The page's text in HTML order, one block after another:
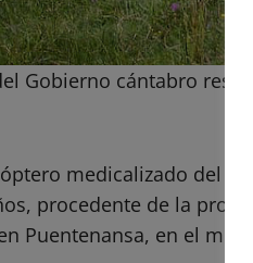
Gobierno cántabro
medicalizado del
procedente de la
Puentenansa, en el